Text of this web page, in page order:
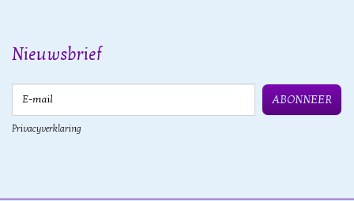
Nieuwsbrief
ABONNEER
Privacyverklaring